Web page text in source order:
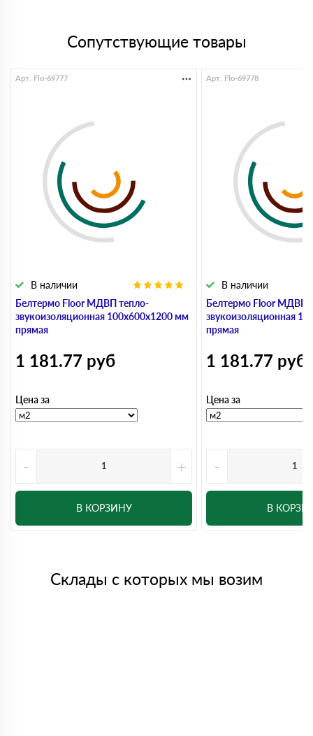
Сопутствующие товары
Белтермо Floor МДВП тепло-
звукоизоляционная 100х600х1200 мм
прямая
В наличии
Арт. Flo-69777
1 181.77 руб
Цена за
- +
В КОРЗИНУ
Белтермо Floor МДВП
звукоизоляционная
прямая
В наличии
Арт. Flo-69778
1 181.77 руб
Цена за
-
В
Склады с которых мы возим